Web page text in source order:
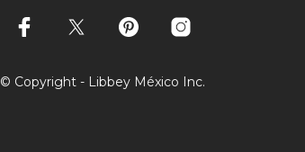
© Copyright - Libbey México Inc.